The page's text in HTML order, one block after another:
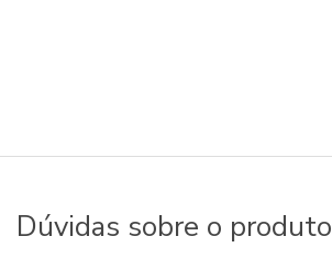
Dúvidas sobre o produto